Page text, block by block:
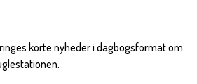
korte nyheder i dagbogsformat om